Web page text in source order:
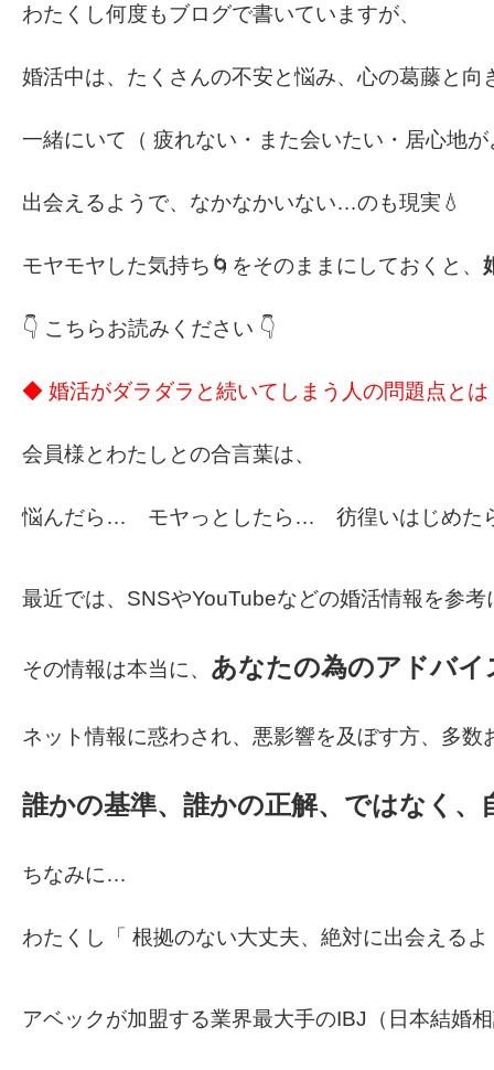
わたくし何度もブログで書いていますが、
婚活中は、たくさんの不安と悩み、心の葛藤と
一緒にいて（ 疲れない・また会いたい・居心地
出会えるようで、なかなかいない…のも現実💧
モヤモヤした気持ち🌀をそのままにしておくと、
👇 こちらお読みください 👇
◆ 婚活がダラダラと続いてしまう人の問題点とは
会員様とわたしとの合言葉は、
悩んだら… モヤっとしたら… 彷徨い
最近では、SNSやYouTubeなどの婚活情報を参
その情報は本当に、 あなたの為のアドバイ
ネット情報に惑わされ、悪影響を及ぼす方、多数
誰かの基準、誰かの正解、ではなく、
ちなみに…
わたくし「 根拠のない大丈夫、絶対に出会え
アベックが加盟する業界最大手のIBJ（日本結婚